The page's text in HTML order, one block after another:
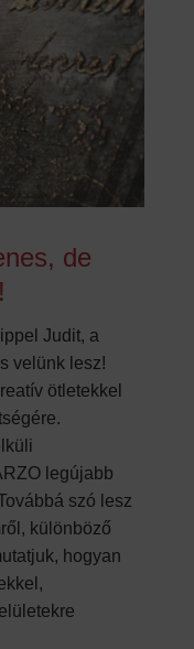
de
Judit, a
velünk lesz!
ötletekkel
legújabb
szó lesz
különböző
hogyan